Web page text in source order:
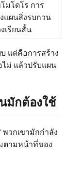
มโดโร การ
แผนสิ่งรบกวน
เรียนสั้น
แต่คือการสร้าง
ไม่ แล้วปรับแผน
มักต้องใช้
พวกเขามักกำลัง
ตามหน้าที่ของ